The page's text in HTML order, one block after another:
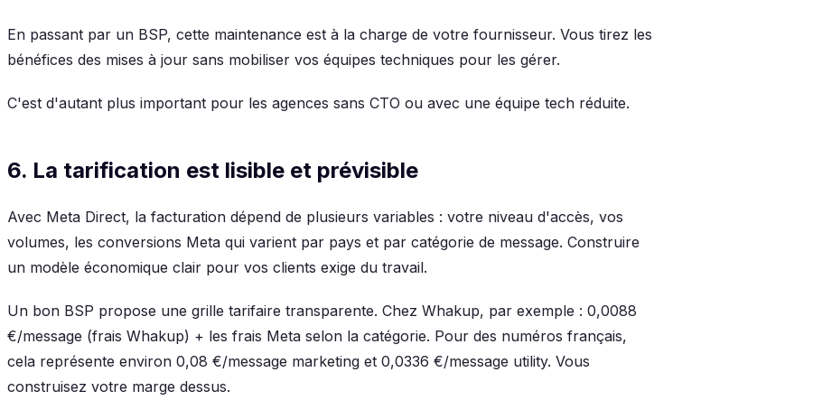
En passant par un BSP, cette maintenance est à la charge de votre fournisseur. Vous tirez les
bénéfices des mises à jour sans mobiliser vos équipes techniques pour les gérer.
C'est d'autant plus important pour les agences sans CTO ou avec une équipe tech réduite.
6. La tarification est lisible et prévisible
Avec Meta Direct, la facturation dépend de plusieurs variables : votre niveau d'accès, vos
volumes, les conversions Meta qui varient par pays et par catégorie de message. Construire
un modèle économique clair pour vos clients exige du travail.
Un bon BSP propose une grille tarifaire transparente. Chez Whakup, par exemple : 0,0088
€/message (frais Whakup) + les frais Meta selon la catégorie. Pour des numéros français,
cela représente environ 0,08 €/message marketing et 0,0336 €/message utility. Vous
construisez votre marge dessus.